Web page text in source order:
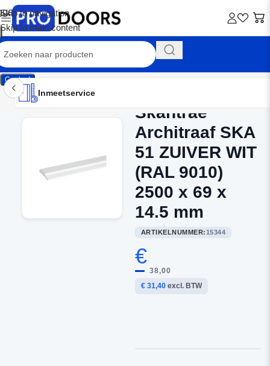
Skip to navigation
Skip to main content
Contact
Inmeetservice
Montageservice
Advies op maat
Showroom
Inmeetservice
Skantrae
Architraaf SKA
51 ZUIVER WIT
(RAL 9010)
2500 x 69 x
14.5 mm
ARTIKELNUMMER:15344
€
38,00
€ 31,40excl. BTW